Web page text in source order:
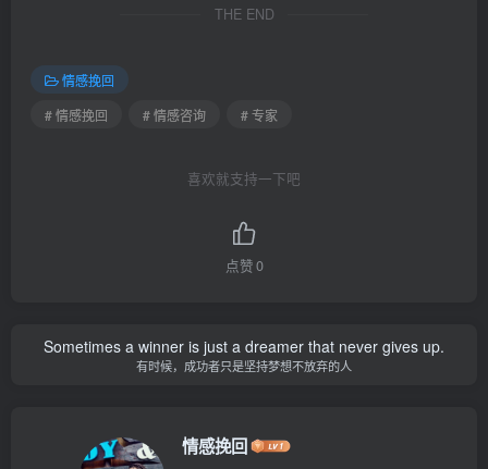
THE END
情感挽回
# 情感挽回
# 情感咨询 # 专家
喜欢就支持一下吧
点赞0
Sometimes a winner is just a dreamer that never gives up.
有时候，成功者只是坚持梦想不放弃的人
情感挽回